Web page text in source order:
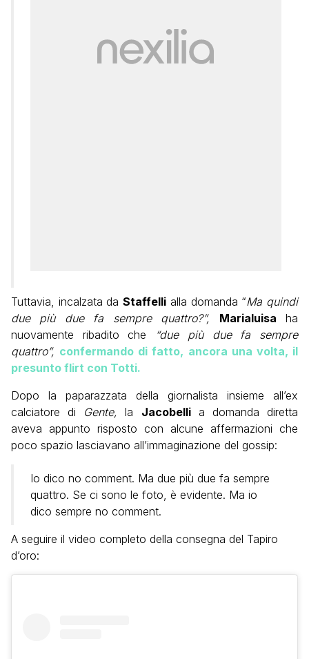
Tuttavia, incalzata daStaffelli alla domanda “Ma quindi
due più due fa sempre quattro?”, Marialuisa ha
nuovamente ribadito che
“due più due fa sempre
quattro”, confermando di fatto, ancora una volta, il
presunto flirt con Totti.
Dopo la paparazzata della giornalista insieme all’ex
calciatore di Gente, la Jacobellia domanda diretta
aveva appunto risposto con alcune affermazioni che
poco spazio lasciavano all’immaginazione del gossip:
Io dico no comment. Ma due più due fa sempre
quattro. Se ci sono le foto, è evidente. Ma io
dico sempre no comment.
A seguire il video completo della consegna del Tapiro
d’oro: